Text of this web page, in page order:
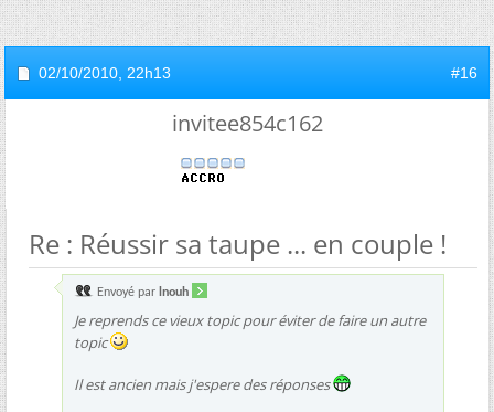
02/10/2010, 22h13 #16
invitee854c162
Re : Réussir sa taupe ... en couple !
Envoyé par lnouh
Je reprends ce vieux topic pour éviter de faire un autre
topic
Il est ancien mais j'espere des réponses